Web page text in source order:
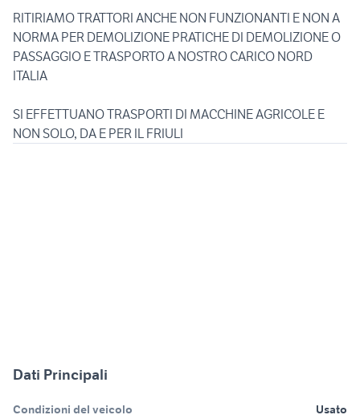
RITIRIAMO TRATTORI ANCHE NON FUNZIONANTI E NON A
NORMA PER DEMOLIZIONE PRATICHE DI DEMOLIZIONE O
PASSAGGIO E TRASPORTO A NOSTRO CARICO NORD
ITALIA
SI EFFETTUANO TRASPORTI DI MACCHINE AGRICOLE E
Dati Principali
Condizioni del veicolo Usato